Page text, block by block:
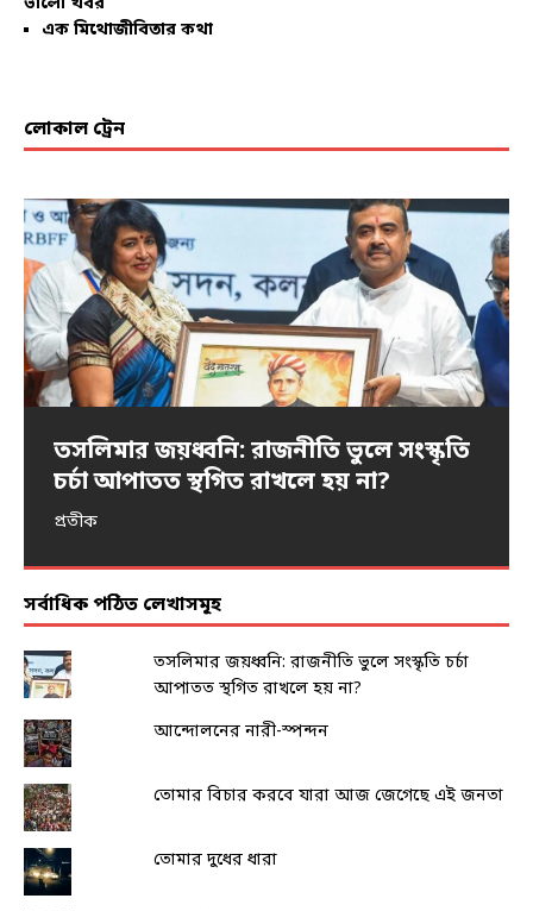
ভালো খবর
এক মিথোজীবিতার কথা
লোকাল ট্রেন
তসলিমার জয়ধ্বনি: রাজনীতি ভুলে সংস্কৃতি
চর্চা আপাতত স্থগিত রাখলে হয় না?
প্রতীক
প্রতিবাদের ভাষা
অংশুমান দাশ
নিদ্রিত ভারত জাগে…
অমর্ত্য বন্দ্যোপাধ্যায়
আন্দোলনের নারী-স্পন্দন
পৌলমী গুহ
ধর্ষণ ও এনকাউন্টার
আইরিন শবনম
সর্বাধিক পঠিত লেখাসমূহ
তসলিমার জয়ধ্বনি: রাজনীতি ভুলে সংস্কৃতি চর্চা
আপাতত স্থগিত রাখলে হয় না?
আন্দোলনের নারী-স্পন্দন
তোমার বিচার করবে যারা আজ জেগেছে এই জনতা
তোমার দুধের ধারা